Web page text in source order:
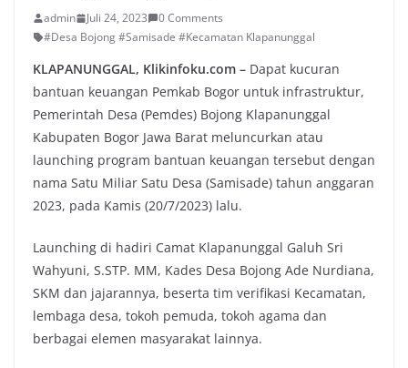
admin Juli 24, 2023
0 Comments
#Desa Bojong #Samisade #Kecamatan Klapanunggal
KLAPANUNGGAL, Klikinfoku.com – Dapat kucuran
bantuan keuangan Pemkab Bogor untuk infrastruktur,
Pemerintah Desa (Pemdes) Bojong Klapanunggal
Kabupaten Bogor Jawa Barat meluncurkan atau
launching program bantuan keuangan tersebut dengan
nama Satu Miliar Satu Desa (Samisade) tahun anggaran
2023, pada Kamis (20/7/2023) lalu.
Launching di hadiri Camat Klapanunggal Galuh Sri
Wahyuni, S.STP. MM, Kades Desa Bojong Ade Nurdiana,
SKM dan jajarannya, beserta tim verifikasi Kecamatan,
lembaga desa, tokoh pemuda, tokoh agama dan
berbagai elemen masyarakat lainnya.